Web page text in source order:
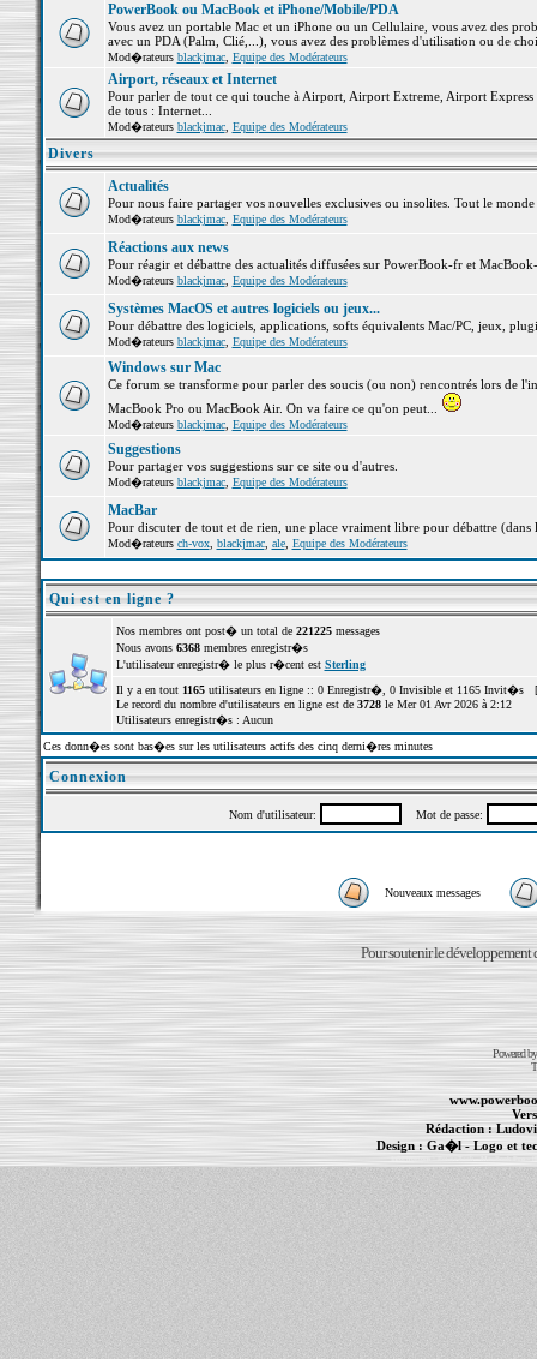
PowerBook ou MacBook et iPhone/Mobile/PDA
Vous avez un portable Mac et un iPhone ou un Cellulaire, vous avez des
avec un PDA (Palm, Clié,...), vous avez des problèmes d'utilisation ou de
Mod�rateurs blackjmac, Equipe des Modérateurs
Airport, réseaux et Internet
Pour parler de tout ce qui touche à Airport, Airport Extreme, Airport
de tous : Internet...
Mod�rateurs blackjmac, Equipe des Modérateurs
Divers
Actualités
Pour nous faire partager vos nouvelles exclusives ou insolites. Tout le
Mod�rateurs blackjmac, Equipe des Modérateurs
Réactions aux news
Pour réagir et débattre des actualités diffusées sur PowerBook-fr et
Mod�rateurs blackjmac, Equipe des Modérateurs
Systèmes MacOS et autres logiciels ou jeux...
Pour débattre des logiciels, applications, softs équivalents Mac/PC, jeux,
Mod�rateurs blackjmac, Equipe des Modérateurs
Windows sur Mac
Ce forum se transforme pour parler des soucis (ou non) rencontrés lors de
MacBook Pro ou MacBook Air. On va faire ce qu'on peut...
Mod�rateurs blackjmac, Equipe des Modérateurs
Suggestions
Pour partager vos suggestions sur ce site ou d'autres.
Mod�rateurs blackjmac, Equipe des Modérateurs
MacBar
Pour discuter de tout et de rien, une place vraiment libre pour débattre (dans
Mod�rateurs ch-vox, blackjmac, ale, Equipe des Modérateurs
Qui est en ligne ?
Nos membres ont post� un total de 221225messages
Nous avons 6368membres enregistr�s
L'utilisateur enregistr� le plus r�cent est Sterling
Il y a en tout 1165utilisateurs en ligne :: 0 Enregistr�, 0 Invisible et 1165 Invit�s
Le record du nombre d'utilisateurs en ligne est de 3728le Mer 01 Avr 2026 à 2:12
Utilisateurs enregistr�s : Aucun
Ces donn�es sont bas�es sur les utilisateurs actifs des cinq derni�res minutes
Connexion
Nom d'utilisateur: Mot de passe:
Nouveaux messages
Pour soutenir le développement
Powered
Rédaction :
Design : Ga�l- Logo et